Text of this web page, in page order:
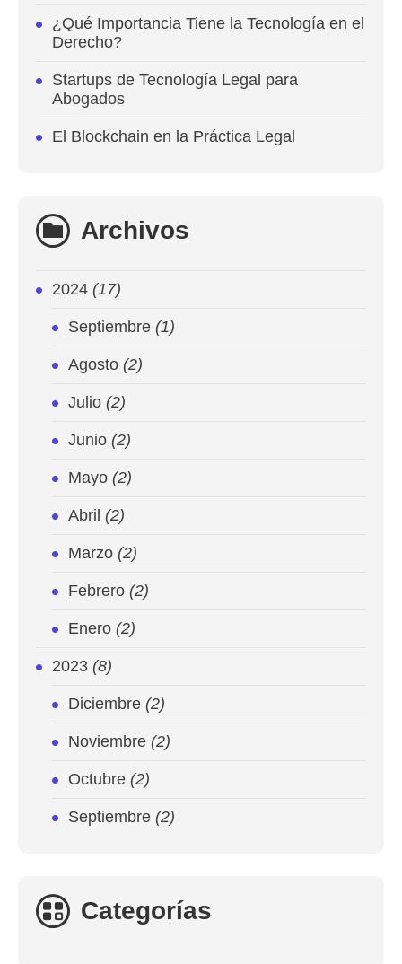
¿Qué Importancia Tiene la Tecnología en el
Derecho?
Startups de Tecnología Legal para
Abogados
El Blockchain en la Práctica Legal
Archivos
2024 (17)
Septiembre (1)
Agosto (2)
Julio (2)
Junio (2)
Mayo (2)
Abril (2)
Marzo (2)
Febrero (2)
Enero (2)
2023 (8)
Diciembre (2)
Noviembre (2)
Octubre (2)
Septiembre (2)
Categorías